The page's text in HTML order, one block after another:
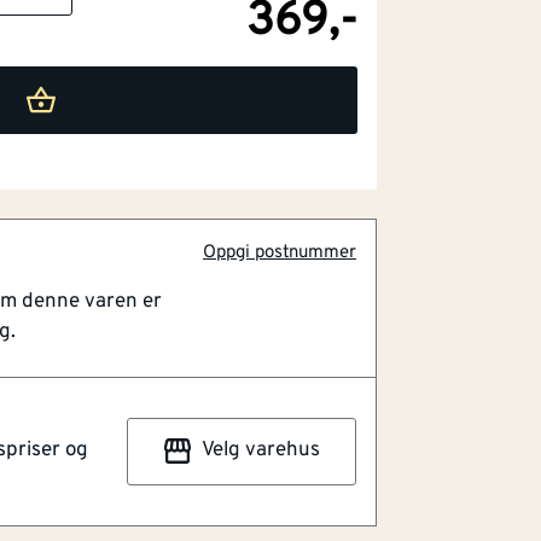
369,-
og
Velg varehus
Oppgi postnummer
denne varen er
system
som kombinerer flere listetyper i
i hele rommet. Overflaten er laget av
mens kjernen består av HDF og
patenterte Incizo-løsningen kan
ved å kappe den til ønsket form.